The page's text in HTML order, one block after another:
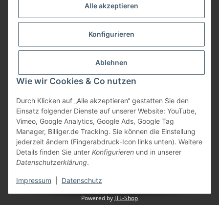
Alle akzeptieren
Konfigurieren
Ablehnen
Wie wir Cookies & Co nutzen
Durch Klicken auf „Alle akzeptieren“ gestatten Sie den
Einsatz folgender Dienste auf unserer Website: YouTube,
Vimeo, Google Analytics, Google Ads, Google Tag
Manager, Billiger.de Tracking. Sie können die Einstellung
jederzeit ändern (Fingerabdruck-Icon links unten). Weitere
Details finden Sie unter Konfigurieren und in unserer
Datenschutzerklärung.
Impressum Datenschutz
Gesetzliche Informationen
Bezahlung
Vertrag widerrufen
Powered by JTL-Shop